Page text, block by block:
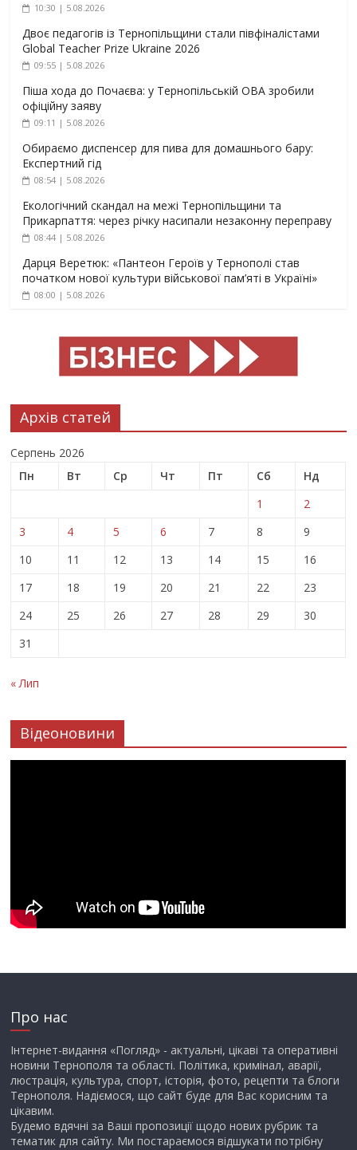
10:30 | 5.08.2026
Двоє педагогів із Тернопільщини стали півфіналістами
Global Teacher Prize Ukraine 2026
09:55 | 5.08.2026
Піша хода до Почаєва: у Тернопільській ОВА зробили
офіційну заяву
09:11 | 5.08.2026
Обираємо диспенсер для пива для домашнього бару:
Експертний гід
08:54 | 5.08.2026
Екологічний скандал на межі Тернопільщини та
Прикарпаття: через річку насипали незаконну переправу
08:44 | 5.08.2026
Дарця Веретюк: «Пантеон Героїв у Тернополі став
початком нової культури військової пам’яті в Україні»
08:00 | 5.08.2026
Архів статей
Серпень 2026
Пн
Вт Ср Чт Пт Сб
Нд
1
2
3
4 5 6 7 8
9
10
11 12 13 14 15
16
17
18 19 20 21 22
23
24
25 26 27 28 29
30
31
« Лип
Відеоновини
Про нас
Інтернет-видання «Погляд» - актуальні, цікаві та оперативні
новини Тернополя та області. Політика, кримінал, аварії,
люстрація, культура, спорт, історія, фото, рецепти та блоги
Тернополя. Надіємося, що сайт буде для Вас корисним та
цікавим.
Будемо вдячні за Ваші пропозиції щодо нових рубрик та
тематик для сайту. Ми постараємося відшукати потрібну